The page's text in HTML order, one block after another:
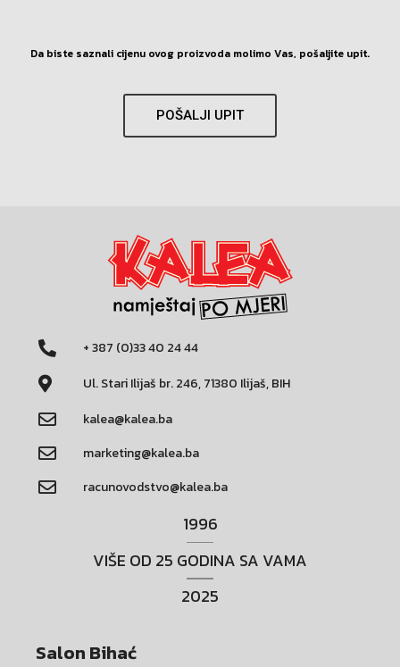
Da biste saznali cijenu ovog proizvoda molimo Vas, pošaljite upit.
POŠALJI UPIT
+ 387 (0)33 40 24 44
Ul. Stari Ilijaš br. 246, 71380 Ilijaš, BIH
kalea@kalea.ba
marketing@kalea.ba
racunovodstvo@kalea.ba
1996
VIŠE OD 25 GODINA SA VAMA
2025
Salon Bihać